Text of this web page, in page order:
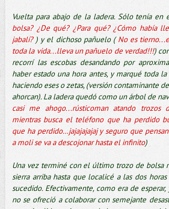
Vuelta para abajo de la ladera. Sólo tenía
bolsa? ¿De qué? ¿Para qué? ¿Cómo había
jabalí?) y el dichoso pañuelo (No es
toda la vida...lleva un pañuelo de verdad!!!)
recorrí las escobas desandando por
haber estado una hora antes, y marqué toda
haciendo eses o zetas, (versión contaminante
ahorcan). La ladera quedó como un árbol de
casi me ahogo...rústicoman atando
mientras busca el teléfono que ha perdido
que ha perdido…jajajajajaj y seguro que
a moli se va a descojonar hasta el infinito)
Una vez terminé con el último trozo de bolsa
sierra arriba hasta que localicé a las dos
sucedido. Efectivamente, como era de
no se ofreció a colaborar con semejante